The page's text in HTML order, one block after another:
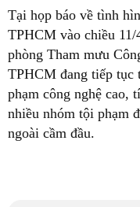
Tại họp báo về tình
TPHCM vào chiều
phòng Tham mưu
TPHCM đang tiếp tục
phạm công nghệ cao,
nhiều nhóm tội phạm
ngoài cầm đầu.